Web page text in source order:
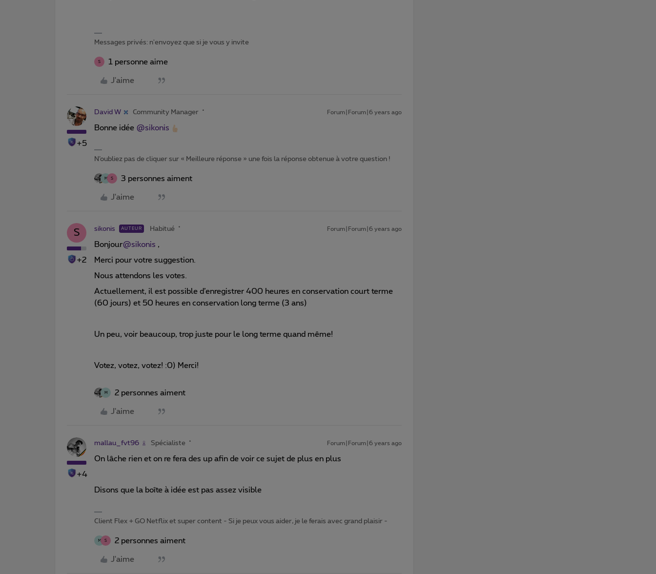
Messages privés: n'envoyez que si je vous y invite
S 1 personne aime
J'aime
+5
David W Community Manager Forum|Forum|6 years ago
Bonne idée @sikonis
N’oubliez pas de cliquer sur « Meilleure réponse » une fois la réponse obtenue à votre question !
M S 3 personnes aiment
J'aime
S
+2
sikonis AUTEUR Habitué Forum|Forum|6 years ago
Bonjour@sikonis ,
Merci pour votre suggestion.
Nous attendons les votes.
Actuellement, il est possible d’enregistrer 400 heures en conservation court terme
(60 jours) et 50 heures en conservation long terme (3 ans)
Un peu, voir beaucoup, trop juste pour le long terme quand même!
Votez, votez, votez! :0) Merci!
M 2 personnes aiment
J'aime
+4
mallau_fvt96 Spécialiste Forum|Forum|6 years ago
On lâche rien et on re fera des up afin de voir ce sujet de plus en plus
Disons que la boîte à idée est pas assez visible
Client Flex + GO Netflix et super content - Si je peux vous aider, je le ferais avec grand plaisir -
M S 2 personnes aiment
J'aime